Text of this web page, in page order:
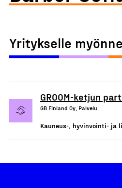
Yritykselle
GROOM-ketjun
GB Finland Oy, Palvelu
Kauneus-, hyvinvointi- ja